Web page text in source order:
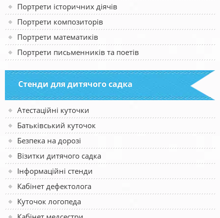
Портрети історичних діячів
Портрети композиторів
Портрети математиків
Портрети письменників та поетів
Стенди для дитячого садка
Атестаційні куточки
Батьківський куточок
Безпека на дорозі
Візитки дитячого садка
Інформаційні стенди
Кабінет дефектолога
Куточок логопеда